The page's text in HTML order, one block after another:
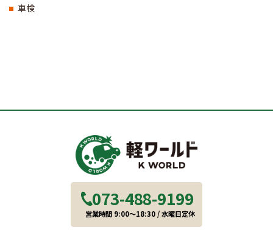
車検
073-488-9199
営業時間 9:00～18:30 / 水曜日定休